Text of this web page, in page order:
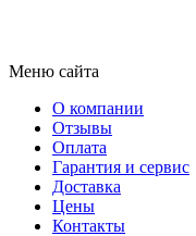
Меню сайта
О компании
Отзывы
Оплата
Гарантия и сервис
Доставка
Цены
Контакты